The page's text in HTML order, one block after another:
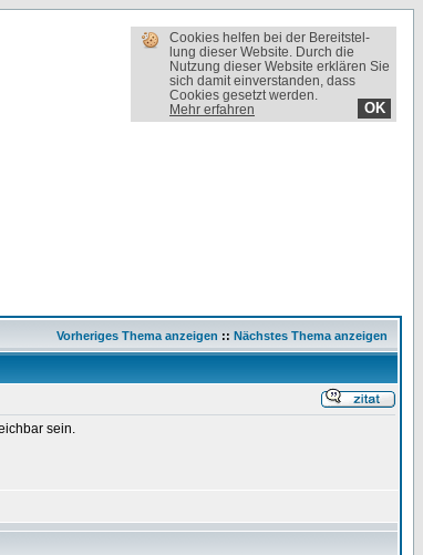
Cookies helfen bei der Bereit­stel­
lung dieser Website. Durch die
Nutzung dieser Website erklären Sie
sich damit einverstanden, dass
Cookies gesetzt werden.
Mehr erfahren
OK
Vorheriges Thema anzeigen :: Nächstes Thema anzeigen
sein.